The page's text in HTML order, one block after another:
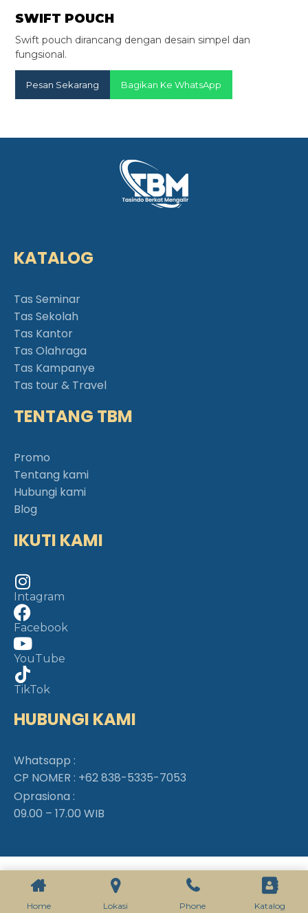
SWIFT POUCH
Swift pouch dirancang dengan desain simpel dan
fungsional.
Pesan Sekarang Bagikan Ke WhatsApp
KATALOG
Tas Seminar
Tas Sekolah
Tas Kantor
Tas Olahraga
Tas Kampanye
Tas tour & Travel
TENTANG TBM
Promo
Tentang kami
Hubungi kami
Blog
IKUTI KAMI
Intagram
Facebook
YouTube
TikTok
HUBUNGI KAMI
Whatsapp :
CP NOMER : +62 838-5335-7053
Oprasiona :
09.00 – 17.00 WIB
Home Lokasi Phone Katalog